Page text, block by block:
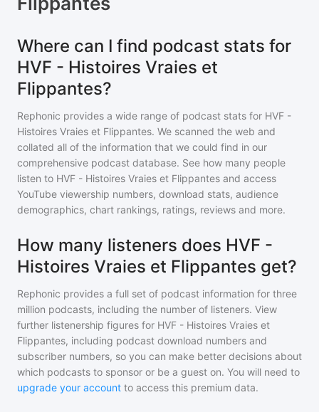
Where can I find podcast stats for
HVF - Histoires Vraies et
Flippantes?
Rephonic provides a wide range of podcast stats for HVF -
Histoires Vraies et Flippantes. We scanned the web and
collated all of the information that we could find in our
comprehensive podcast database. See how many people
listen to HVF - Histoires Vraies et Flippantes and access
YouTube viewership numbers, download stats, audience
demographics, chart rankings, ratings, reviews and more.
How many listeners does HVF -
Histoires Vraies et Flippantes get?
Rephonic provides a full set of podcast information for three
million podcasts, including the number of listeners. View
further listenership figures for HVF - Histoires Vraies et
Flippantes, including podcast download numbers and
subscriber numbers, so you can make better decisions about
which podcasts to sponsor or be a guest on. You will need to
upgrade your account to access this premium data.